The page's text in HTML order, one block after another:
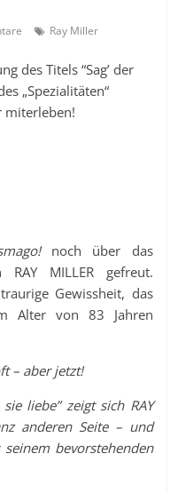
Ray Miller
des Titels “Sag’ der
„Spezialitäten“
miterleben!
noch über das
RAY MILLER gefreut.
Gewissheit, das
Alter von 83 Jahren
– aber jetzt!
liebe” zeigt sich RAY
anderen Seite – und
bevorstehenden